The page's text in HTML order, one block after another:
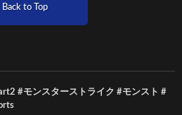
Back to Top
#モンスターストライク #モンスト #